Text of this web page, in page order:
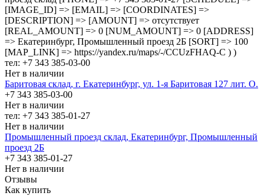
[IMAGE_ID] => [EMAIL] => [COORDINATES] =>
[DESCRIPTION] => [AMOUNT] => отсутствует
[REAL_AMOUNT] => 0 [NUM_AMOUNT] => 0 [ADDRESS]
=> Екатеринбург, Промышленный проезд 2Б [SORT] => 100
[MAP_LINK] => https://yandex.ru/maps/-/CCUzFHAQ-C ) )
тел: +7 343 385-03-00
Нет в наличии
Баритовая склад, г. Екатеринбург, ул. 1-я Баритовая 127 лит. О.
+7 343 385-03-00
Нет в наличии
тел: +7 343 385-01-27
Нет в наличии
Промышленный проезд cклад, Екатеринбург, Промышленный
проезд 2Б
+7 343 385-01-27
Нет в наличии
Отзывы
Как купить